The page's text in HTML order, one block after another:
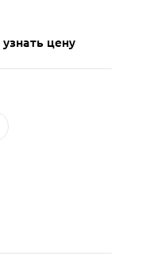
узнать цену